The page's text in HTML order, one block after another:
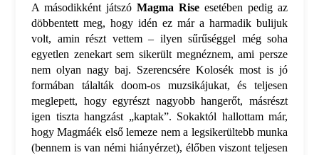
A másodikként játszó Magma Rise esetében pedig az
döbbentett meg, hogy idén ez már a harmadik bulijuk
volt, amin részt vettem – ilyen sűrűséggel még soha
egyetlen zenekart sem sikerült megnéznem, ami persze
nem olyan nagy baj. Szerencsére Kolosék most is jó
formában tálalták doom-os muzsikájukat, és teljesen
meglepett, hogy egyrészt nagyobb hangerőt, másrészt
igen tiszta hangzást „kaptak”. Sokaktól hallottam már,
hogy Magmáék első lemeze nem a legsikerültebb munka
(bennem is van némi hiányérzet), élőben viszont teljesen